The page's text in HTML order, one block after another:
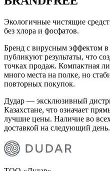
Экологичные чистящие
без хлора и фосфатов.
Бренд с вирусным эффектом в
публикуют результаты, что
точках продаж. Компактная
много места на полке, но
повторных покупок.
Дудар — эксклюзивный
Казахстане, что означает
лучшие цены. Наличие во
доставкой на следующий день.